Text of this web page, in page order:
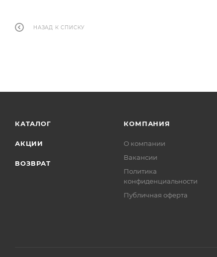
НАЗАД К СПИСКУ
КАТАЛОГ
АКЦИИ
ВОЗВРАТ
КОМПАНИЯ
О компании
Вакансии
Политика
конфиденциальности
Публичная оферта